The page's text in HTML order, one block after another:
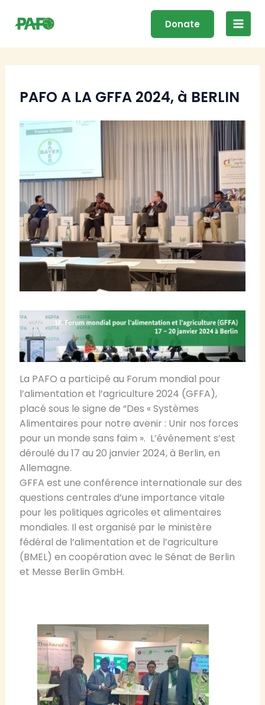
Donate
Main
PAFO A LA GFFA 2024, à BERLIN
La PAFO a participé au Forum mondial pour
l’alimentation et l’agriculture 2024 (GFFA),
placé sous le signe de “Des « Systèmes
Alimentaires pour notre avenir : Unir nos forces
pour un monde sans faim ». L’événement s’est
déroulé du 17 au 20 janvier 2024, à Berlin, en
Allemagne.
GFFA est une conférence internationale sur des
questions centrales d’une importance vitale
pour les politiques agricoles et alimentaires
mondiales. Il est organisé par le ministère
fédéral de l’alimentation et de l’agriculture
(BMEL) en coopération avec le Sénat de Berlin
et Messe Berlin GmbH.